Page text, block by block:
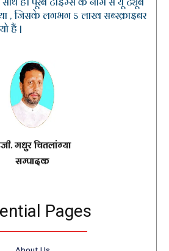
, जिसके लगभग 5 लाख सब्स्क्राइबर
हैं |
मधुर चितलांग्या
सम्पादक
Pages